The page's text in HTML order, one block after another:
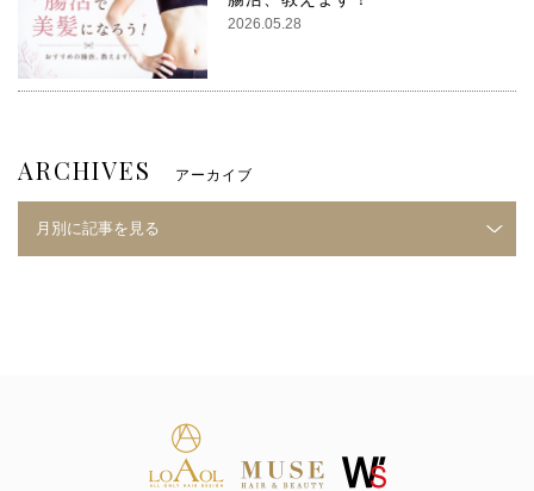
2026.05.28
ARCHIVES アーカイブ
月別に記事を見る